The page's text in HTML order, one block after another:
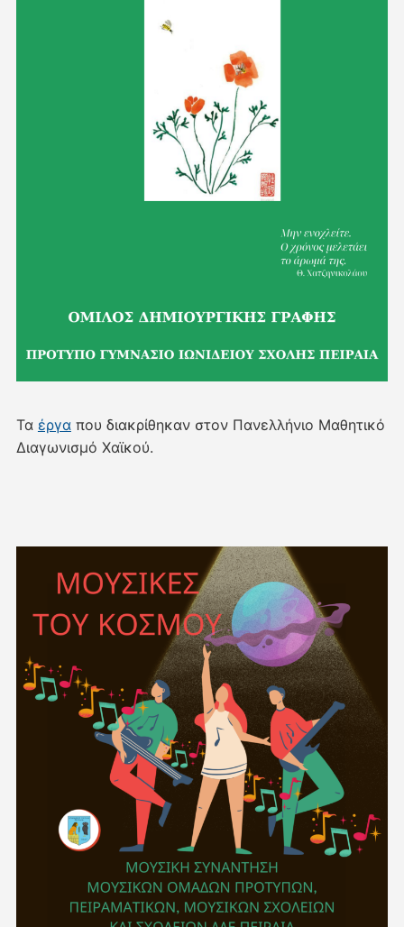
Τα έργαπου διακρίθηκαν στον Πανελλήνιο Μαθητικό
Διαγωνισμό Χαϊκού.